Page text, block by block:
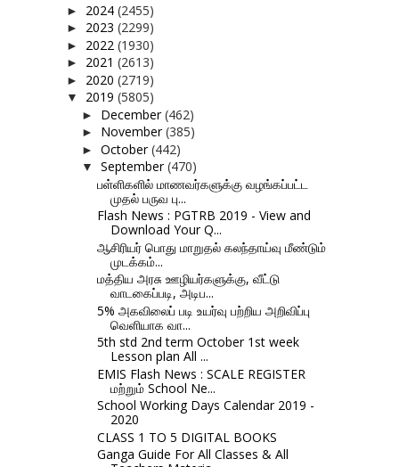
► 2024 (2455)
► 2023 (2299)
► 2022 (1930)
► 2021 (2613)
► 2020 (2719)
▼ 2019 (5805)
► December(462)
► November(385)
► October(442)
▼ September(470)
பள்ளிகளில் மாணவர்களுக்கு வழங்கப்பட்ட
முதல் பருவ பு...
Flash News : PGTRB 2019 - View and
Download Your Q...
ஆசிரியர் பொது மாறுதல் கலந்தாய்வு மீண்டும்
முடக்கம்...
மத்திய அரசு ஊழியர்களுக்கு, வீட்டு
வாடகைப்படி, அடிப...
5% அகவிலைப் படி உயர்வு பற்றிய அறிவிப்பு
வெளியாக வா...
5th std 2nd term October 1st week
Lesson plan All ...
EMIS Flash News : SCALE REGISTER
மற்றும் School Ne...
School Working Days Calendar 2019 -
2020
CLASS 1 TO 5 DIGITAL BOOKS
Ganga Guide For All Classes & All